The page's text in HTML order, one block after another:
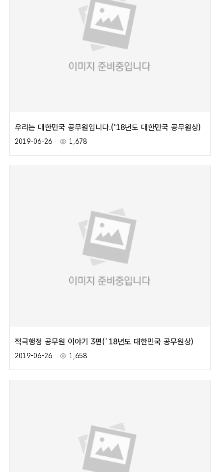
우리는 대한민국 공무원입니다.('18년도 대한민국 공무원상)
2019-06-26 1,678
적극행정 공무원 이야기 3편(`18년도 대한민국 공무원상)
2019-06-26 1,658